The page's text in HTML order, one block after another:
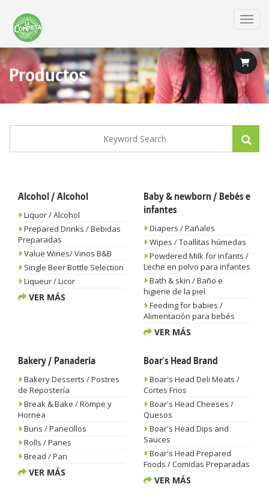
main
content
Productos
Alcohol / Alcohol
Liquor / Alcohol
Prepared Drinks / Bebidas
Preparadas
Value Wines/ Vinos B&B
Single Beer Bottle Selection
Liqueur / Licor
VER MÁS
Baby & newborn / Bebés e
infantes
Diapers / Pañales
Wipes / Toallitas húmedas
Powdered Milk for infants /
Leche en polvo para infantes
Bath & skin / Baño e
higiene de la piel
Feeding for babies /
Alimentación para bebés
VER MÁS
Bakery / Panadería
Bakery Desserts / Postres
de Repostería
Break & Bake / Rompe y
Hornea
Buns / Panecillos
Rolls / Panes
Bread / Pan
VER MÁS
Boar's Head Brand
Boar's Head Deli Meats /
Cortes Frios
Boar's Head Cheeses /
Quesos
Boar's Head Dips and
Sauces
Boar's Head Prepared
Foods / Comidas Preparadas
VER MÁS